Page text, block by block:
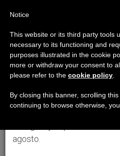
Aviso importante
Del 27 de julio al 7 de
anual, aprovechando que en
se generan menos
agosto.
Notice
This website or its third party tools
necessary to its functioning and
purposes illustrated in the cookie
more or withdraw your consent to
please refer to the cookie policy
By closing this banner, scrolling
continuing to browse otherwise,